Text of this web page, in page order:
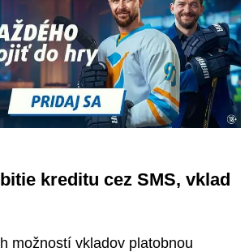
kreditu cez SMS, vklad
možností vkladov platobnou